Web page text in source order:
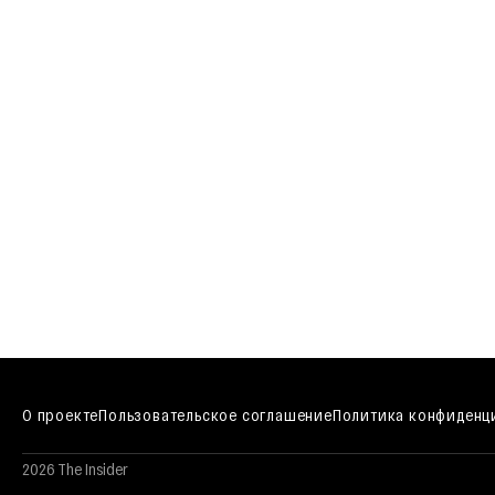
О проектеПользовательское соглашениеПолитика
2026 The Insider